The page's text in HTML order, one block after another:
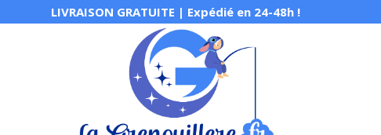
LIVRAISON GRATUITE | Expédié en 24-48h !